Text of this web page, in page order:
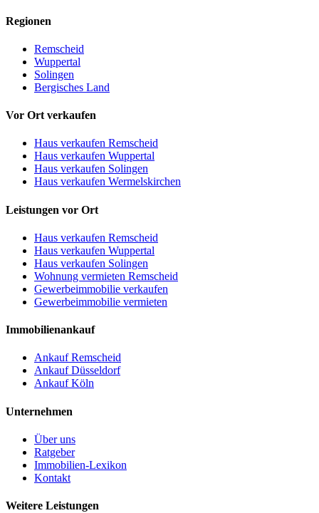
Regionen
Remscheid
Wuppertal
Solingen
Bergisches Land
Vor Ort verkaufen
Haus verkaufen Remscheid
Haus verkaufen Wuppertal
Haus verkaufen Solingen
Haus verkaufen Wermelskirchen
Leistungen vor Ort
Haus verkaufen Remscheid
Haus verkaufen Wuppertal
Haus verkaufen Solingen
Wohnung vermieten Remscheid
Gewerbeimmobilie verkaufen
Gewerbeimmobilie vermieten
Immobilienankauf
Ankauf Remscheid
Ankauf Düsseldorf
Ankauf Köln
Unternehmen
Über uns
Ratgeber
Immobilien-Lexikon
Kontakt
Weitere Leistungen